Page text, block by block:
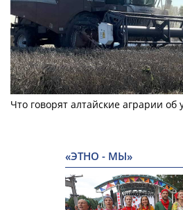
Что говорят алтайские аграрии об
«ЭТНО - МЫ»